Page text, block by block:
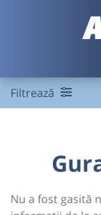
Filtrează
Nu a fost gasită